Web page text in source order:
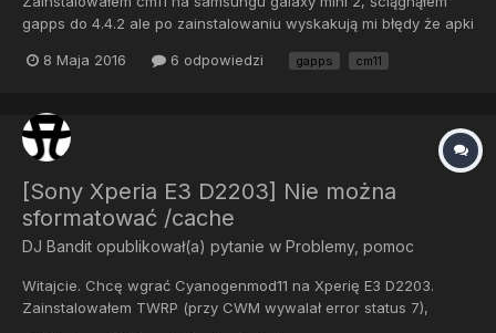
gapps do 4.4.2 ale po zainstalowaniu wyskakują mi błędy że apki
problem? Jakie gappsy wgrać?
8 Maja 2016 6 odpowiedzi gapps cm11
[Sony Xperia E3 D2203] Nie można
sformatować /cache
DJ Bandit opublikował(a) pytanie w Problemy, pomoc
Witajcie. Chcę wgrać Cyanogenmod11 na Xperię E3 D2203.
Zainstalowałem TWRP (przy CWM wywalał error status 7),